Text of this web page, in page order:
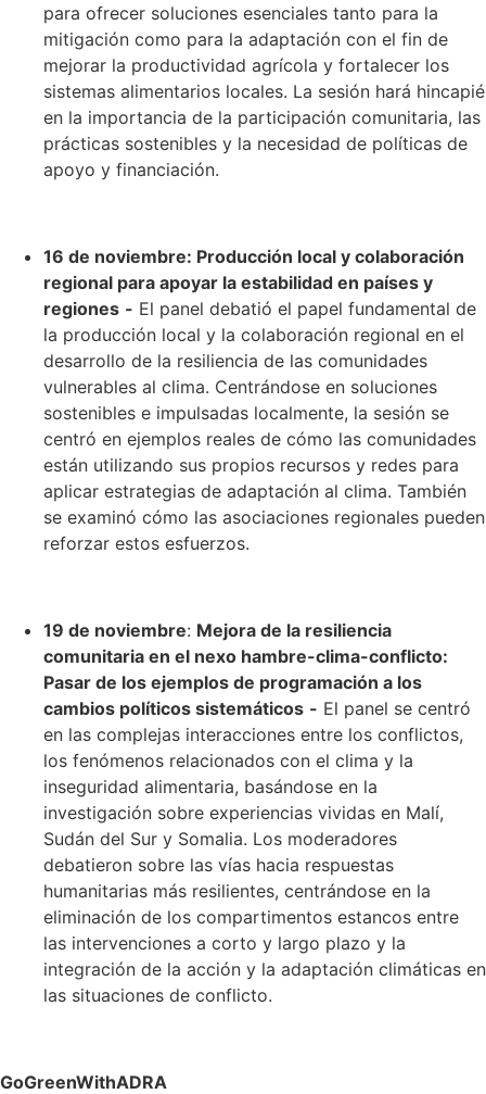
para ofrecer soluciones esenciales tanto para la
mitigación como para la adaptación con el fin de
mejorar la productividad agrícola y fortalecer los
sistemas alimentarios locales. La sesión hará hincapié
en la importancia de la participación comunitaria, las
prácticas sostenibles y la necesidad de políticas de
apoyo y financiación.
16 de noviembre: Producción local y colaboración
regional para apoyar la estabilidad en países y
regiones - El panel debatió el papel fundamental de
la producción local y la colaboración regional en el
desarrollo de la resiliencia de las comunidades
vulnerables al clima. Centrándose en soluciones
sostenibles e impulsadas localmente, la sesión se
centró en ejemplos reales de cómo las comunidades
están utilizando sus propios recursos y redes para
aplicar estrategias de adaptación al clima. También
se examinó cómo las asociaciones regionales pueden
reforzar estos esfuerzos.
19 de noviembre: Mejora de la resiliencia
comunitaria en el nexo hambre-clima-conflicto:
Pasar de los ejemplos de programación a los
cambios políticos sistemáticos - El panel se centró
en las complejas interacciones entre los conflictos,
los fenómenos relacionados con el clima y la
inseguridad alimentaria, basándose en la
investigación sobre experiencias vividas en Malí,
Sudán del Sur y Somalia. Los moderadores
debatieron sobre las vías hacia respuestas
humanitarias más resilientes, centrándose en la
eliminación de los compartimentos estancos entre
las intervenciones a corto y largo plazo y la
integración de la acción y la adaptación climáticas en
las situaciones de conflicto.
GoGreenWithADRA